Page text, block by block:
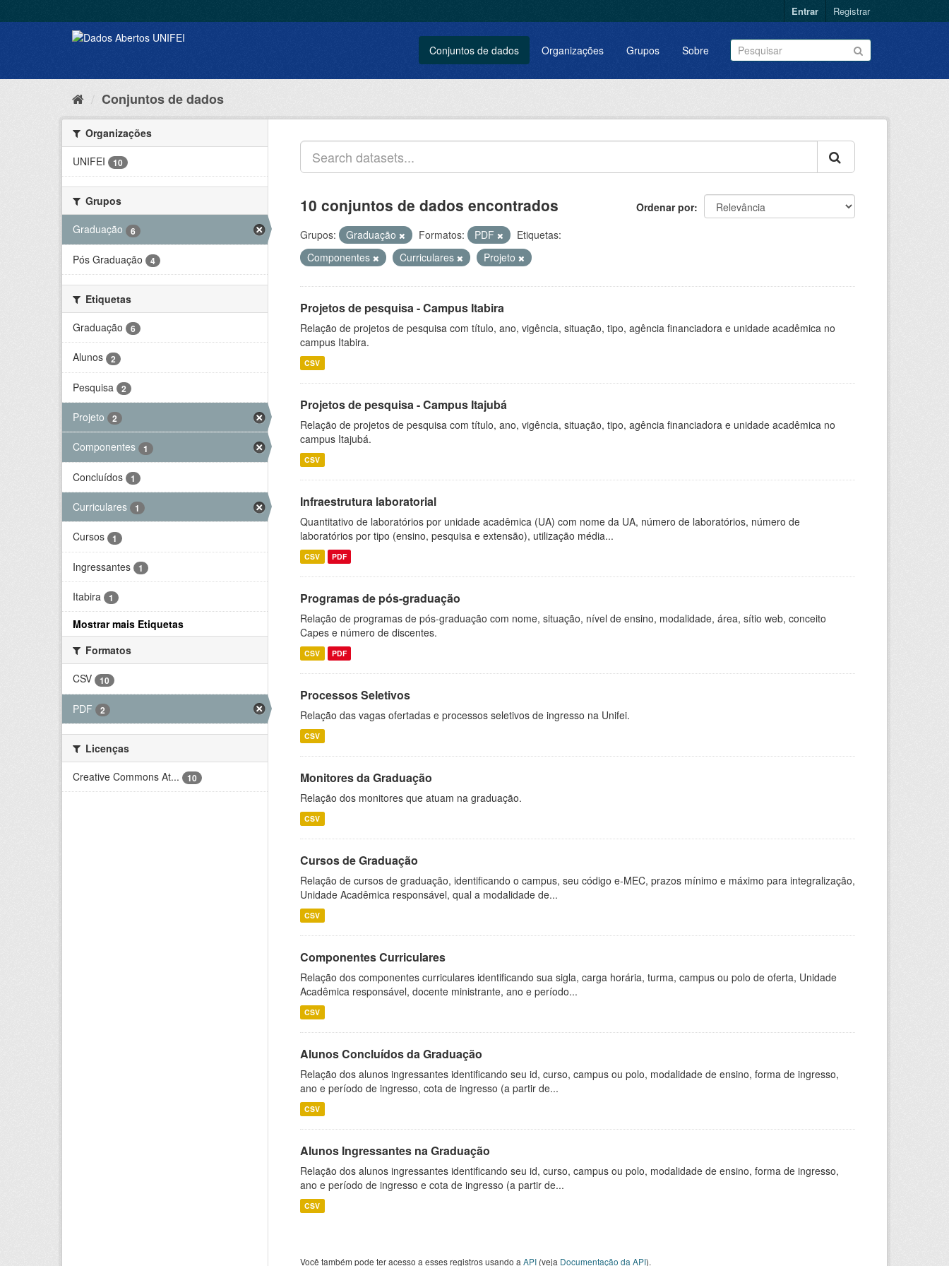
Entrar Registrar
Conjuntos de dados Organizações Grupos Sobre
Conjuntos de dados
Organizações
UNIFEI
10
Grupos
Graduação
6
Pós Graduação 4
Etiquetas
Graduação
6
Alunos 2
Pesquisa 2
Projeto 2
Componentes 1
Concluídos 1
Curriculares 1
Cursos 1
Ingressantes 1
Itabira 1
Mostrar mais Etiquetas
Formatos
CSV
10
PDF 2
Licenças
Creative Commons At...
10
Ordenar por
10 conjuntos de dados encontrados
Grupos: Graduação Formatos: PDF
Etiquetas:
Componentes
Curriculares Projeto
Projetos de pesquisa - Campus Itabira
Relação de projetos de pesquisa com título, ano, vigência, situação, tipo, agência financiadora e unidade acadêmica no
campus Itabira.
CSV
Projetos de pesquisa - Campus Itajubá
Relação de projetos de pesquisa com título, ano, vigência, situação, tipo, agência financiadora e unidade acadêmica no
campus Itajubá.
CSV
Infraestrutura laboratorial
Quantitativo de laboratórios por unidade acadêmica (UA) com nome da UA, número de laboratórios, número de
laboratórios por tipo (ensino, pesquisa e extensão), utilização média...
CSV PDF
Programas de pós-graduação
Relação de programas de pós-graduação com nome, situação, nível de ensino, modalidade, área, sítio web, conceito
Capes e número de discentes.
CSV PDF
Processos Seletivos
Relação das vagas ofertadas e processos seletivos de ingresso na Unifei.
CSV
Monitores da Graduação
Relação dos monitores que atuam na graduação.
CSV
Cursos de Graduação
Relação de cursos de graduação, identificando o campus, seu código e-MEC, prazos mínimo e máximo para integralização,
Unidade Acadêmica responsável, qual a modalidade de...
CSV
Componentes Curriculares
Relação dos componentes curriculares identificando sua sigla, carga horária, turma, campus ou polo de oferta, Unidade
Acadêmica responsável, docente ministrante, ano e período...
CSV
Alunos Concluídos da Graduação
Relação dos alunos ingressantes identificando seu id, curso, campus ou polo, modalidade de ensino, forma de ingresso,
ano e período de ingresso, cota de ingresso (a partir de...
CSV
Alunos Ingressantes na Graduação
Relação dos alunos ingressantes identificando seu id, curso, campus ou polo, modalidade de ensino, forma de ingresso,
ano e período de ingresso e cota de ingresso (a partir de...
CSV
Você também pode ter acesso a esses registros usando a API (veja Documentação da API).